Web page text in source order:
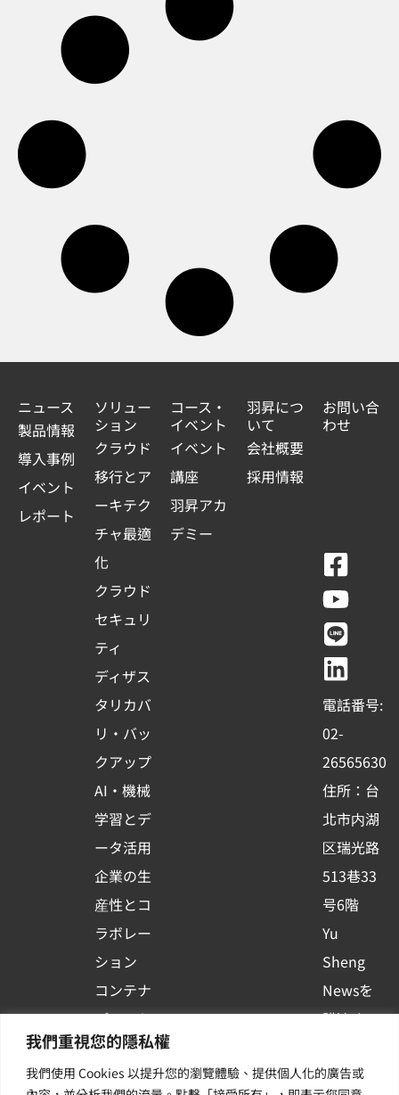
我們重視您的隱私權
我們使用 Cookies 以提升您的瀏覽體驗、提供個人化的廣告或
ニュース
製品情報
導入事例
イベント
レポート
ソリュー
ション
クラウド
移行とア
ーキテク
チャ最適
化
クラウド
セキュリ
ティ
ディザス
タリカバ
リ・バッ
クアップ
AI・機械
学習とデ
ータ活用
企業の生
産性とコ
ラボレー
ション
コンテナ
プラット
フォーム
活用
コース・
イベント
イベント
講座
羽昇アカ
デミー
羽昇につ
いて
会社概要
採用情報
お問い合
わせ
F
a
c
e
b
o
o
k
-
s
q
u
a
r
e
Y
o
u
t
u
b
e
L
i
n
e
L
i
n
k
e
d
i
n
電話番号:
02-
26565630
住所：台
北市内湖
区瑞光路
513巷33
号6階
Yu
Sheng
Newsを
購読する
イベント